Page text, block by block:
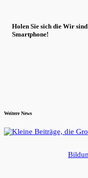
Holen Sie sich die Wir
Smartphone!
Weitere News